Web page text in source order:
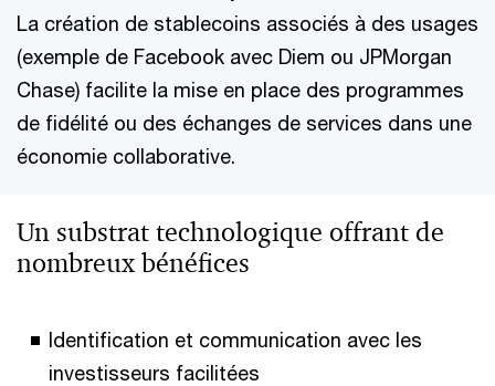
La création de stablecoins associés à des usages
(exemple de Facebook avec Diem ou JPMorgan
Chase) facilite la mise en place des programmes
de fidélité ou des échanges de services dans une
économie collaborative.
Un substrat technologique offrant de
nombreux bénéfices
Identification et communication avec les
investisseurs facilitées